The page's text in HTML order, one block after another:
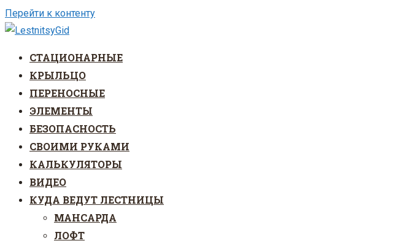
Перейти к контенту
СТАЦИОНАРНЫЕ
КРЫЛЬЦО
ПЕРЕНОСНЫЕ
ЭЛЕМЕНТЫ
БЕЗОПАСНОСТЬ
СВОИМИ РУКАМИ
КАЛЬКУЛЯТОРЫ
ВИДЕО
КУДА ВЕДУТ ЛЕСТНИЦЫ
МАНСАРДА
ЛОФТ